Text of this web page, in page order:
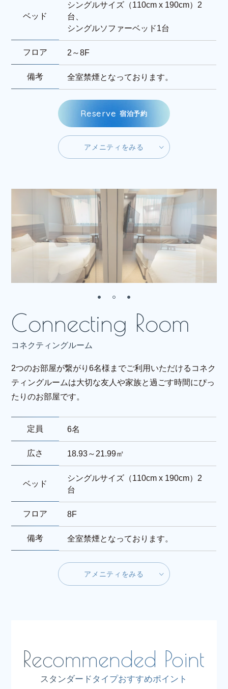
Reserve 宿泊予約
Rese 宿泊予約
ア メ ニテ ィ をみ る
ベッド
シングルサイズ（110cm x 190cm）2
台、
シングルソファーベッド1台
フロア 2～8F
備考 全室禁煙となっております。
コネクティングルーム
2つのお部屋が繋がり6名様までご利用いただけるコネク
ティングルームは大切な友人や家族と過ごす時間にぴっ
たりのお部屋です。
ア メ ニテ ィ をみ る
定員 6名
広さ 18.93～21.99㎡
ベッド
シングルサイズ（110cm x 190cm）2
台
フロア 8F
備考 全室禁煙となっております。
スタンダードタイプおすすめポイント